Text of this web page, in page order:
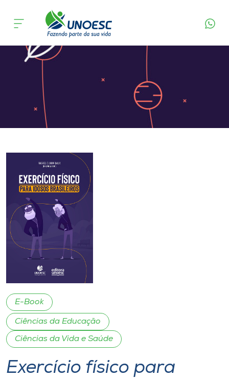
Cursos
Onde estamos
Atendimento ao Estudante
Unoesc
Internacionalização
I.nova
Diplomados
Cultura
CPA
Biblioteca
E-Book
Ciências da Educação
Ciências da Vida e Saúde
Exercício físico para